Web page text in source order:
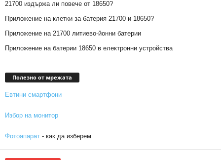
21700 издържа ли повече от 18650?
Приложение на клетки за батерия 21700 и 18650?
Приложение на 21700 литиево-йонни батерии
Приложение на батерии 18650 в електронни устройства
Полезно от мрежата
Евтини смартфони
Избор на монитор
Фотоапарат - как да изберем